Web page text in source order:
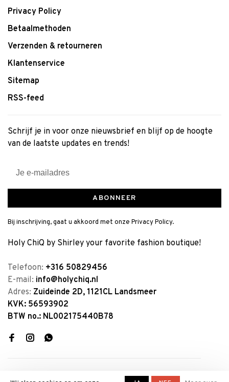
Privacy Policy
Betaalmethoden
Verzenden & retourneren
Klantenservice
Sitemap
RSS-feed
Schrijf je in voor onze nieuwsbrief en blijf op de hoogte
van de laatste updates en trends!
ABONNEER
Bij inschrijving, gaat u akkoord met onze Privacy Policy.
Holy ChiQ by Shirley your favorite fashion boutique!
Telefoon: +316 50829456
E-mail: info@holychiq.nl
Adres: Zuideinde 2D, 1121CL Landsmeer
KVK: 56593902
BTW no.: NL002175440B78